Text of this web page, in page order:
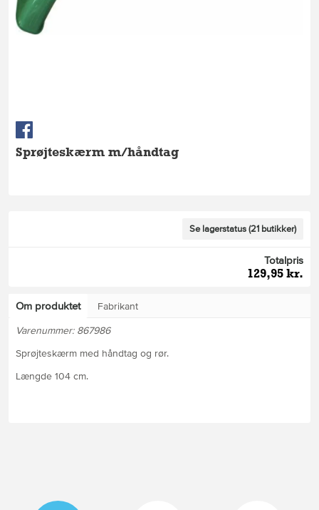
Sprøjteskærm m/håndtag
Se lagerstatus (21 butikker)
Totalpris
129,95 kr.
Om produktet
Fabrikant
Varenummer: 867986
Sprøjteskærm med håndtag og rør.
Længde 104 cm.